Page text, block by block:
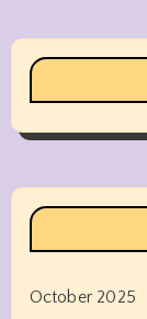
October 2025